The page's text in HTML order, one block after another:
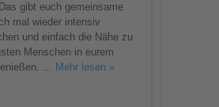
gibt euch gemeinsame
mal wieder intensiv
und einfach die Nähe zu
Menschen in eurem
...
Mehr lesen »